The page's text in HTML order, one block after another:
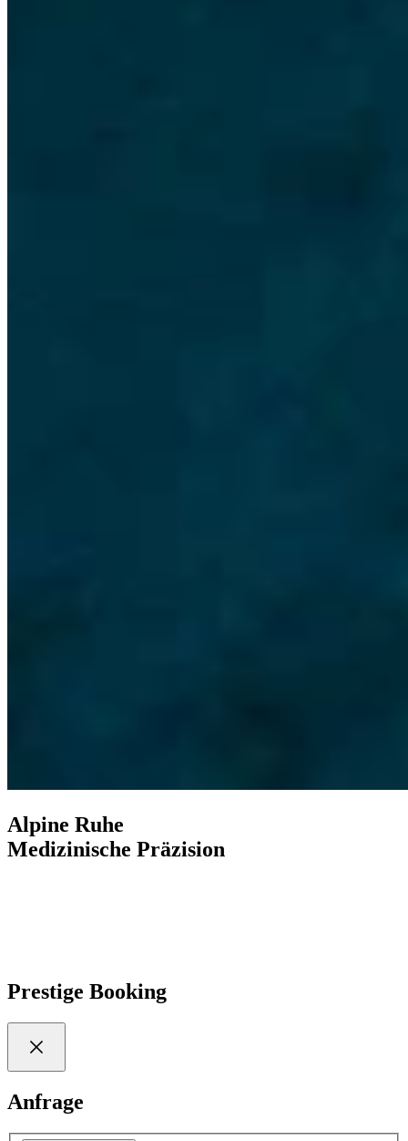
Alpine Ruhe
Medizinische Präzision
Prestige Booking
Anfrage